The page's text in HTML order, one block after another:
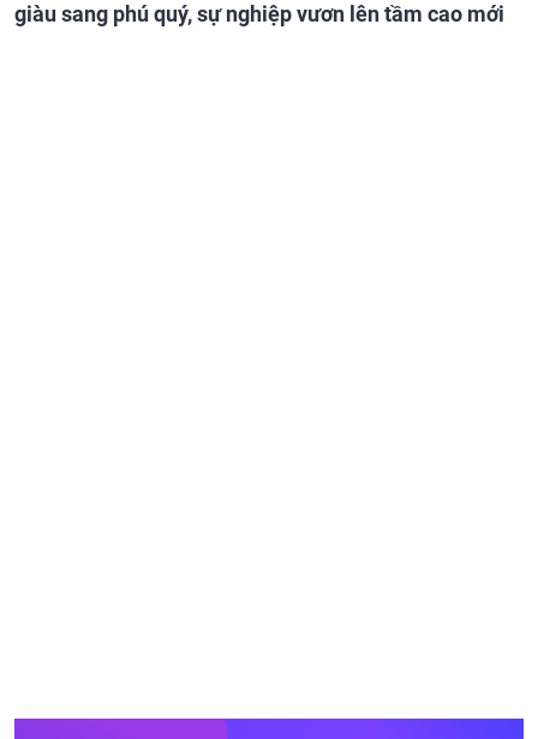
giàu sang phú quý, sự nghiệp vươn lên tầm cao mới